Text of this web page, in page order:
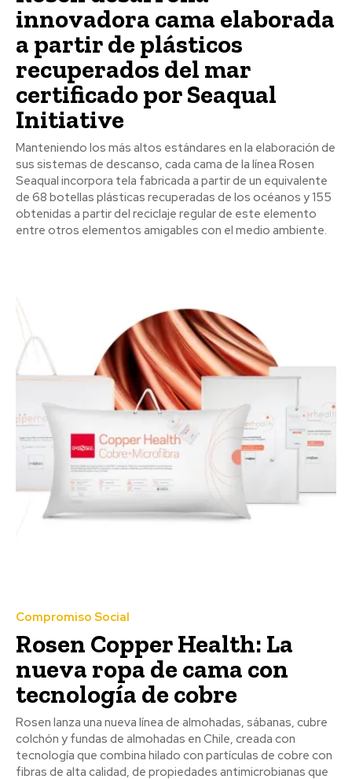
innovadora cama elaborada
a partir de plásticos
recuperados del mar
certificado por Seaqual
Initiative
Manteniendo los más altos estándares en la elaboración de
sus sistemas de descanso, cada cama de la línea Rosen
Seaqual incorpora tela fabricada a partir de un equivalente
de 68 botellas plásticas recuperadas de los océanos y 155
obtenidas a partir del reciclaje regular de este elemento
entre otros elementos amigables con el medio ambiente.
Compromiso Social
Rosen Copper Health: La
nueva ropa de cama con
tecnología de cobre
Rosen lanza una nueva línea de almohadas, sábanas, cubre
colchón y fundas de almohadas en Chile, creada con
tecnología que combina hilado con partículas de cobre con
fibras de alta calidad, de propiedades antimicrobianas que